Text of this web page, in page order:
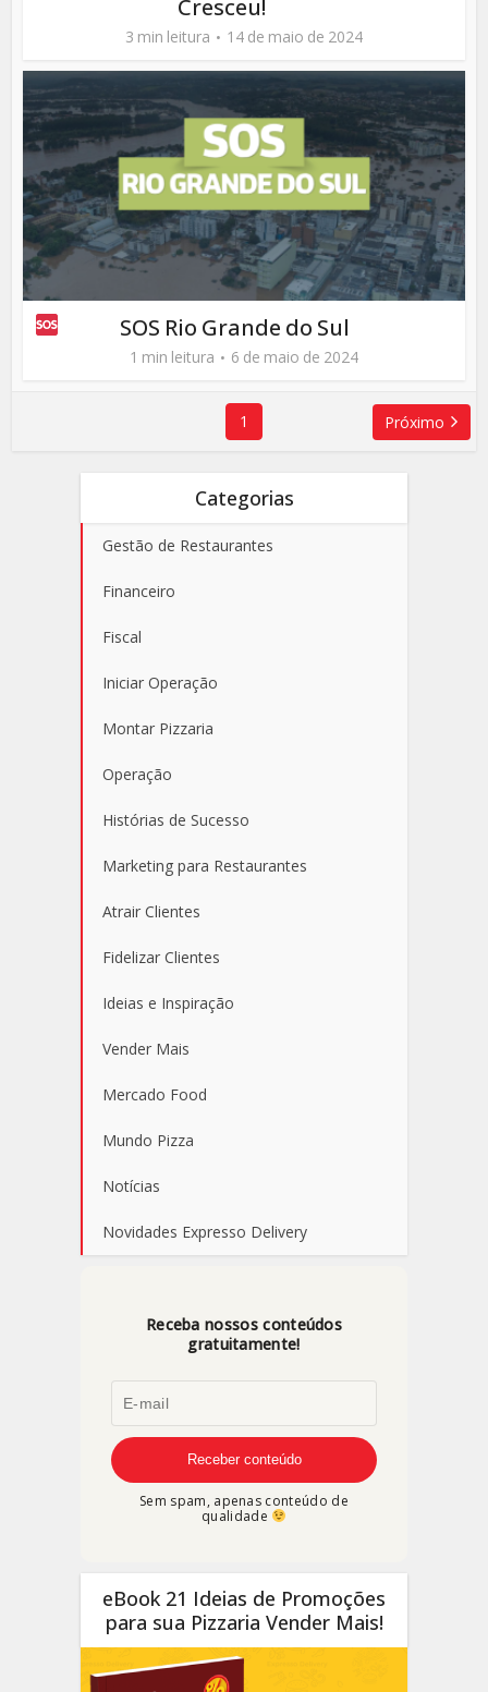
Cresceu!
3 min leitura 14 de maio de 2024
SOS Rio Grande do Sul
1 min leitura 6 de maio de 2024
1 Próximo
Categorias
Gestão de Restaurantes
Financeiro
Fiscal
Iniciar Operação
Montar Pizzaria
Operação
Histórias de Sucesso
Marketing para Restaurantes
Atrair Clientes
Fidelizar Clientes
Ideias e Inspiração
Vender Mais
Mercado Food
Mundo Pizza
Notícias
Novidades Expresso Delivery
Receba nossos conteúdos
gratuitamente!
Sem spam, apenas conteúdo de
qualidade
eBook 21 Ideias de Promoções
para sua Pizzaria Vender Mais!